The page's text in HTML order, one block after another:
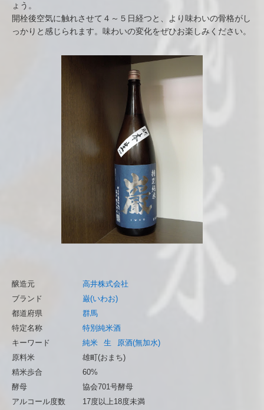
ょう。
開栓後空気に触れさせて４～５日経つと、より味わいの骨格がし
っかりと感じられます。味わいの変化をぜひお楽しみください。
醸造元
高井株式会社
ブランド
巌(いわお)
都道府県
群馬
特定名称
特別純米酒
キーワード
純米 生
原酒(無加水)
原料米
雄町(おまち)
精米歩合
60%
酵母
協会701号酵母
アルコール度数
17度以上18度未満